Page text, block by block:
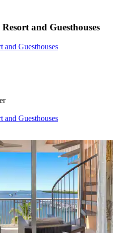
and Guesthouses
and Guesthouses
and Guesthouses